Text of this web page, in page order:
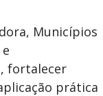
Municípios
fortalecer
prática